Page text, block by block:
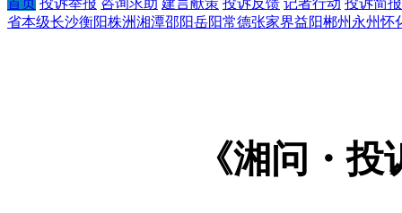
首页 投诉举报 咨询求助 建言献策 投诉反馈 记者行动 投诉简报
省本级长沙衡阳株洲湘潭邵阳岳阳常德张家界益阳郴州 永州怀
《湘问・